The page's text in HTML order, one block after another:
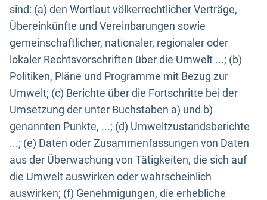
sind: (a) den Wortlaut völkerrechtlicher Verträge,
Übereinkünfte und Vereinbarungen sowie
gemeinschaftlicher, nationaler, regionaler oder
lokaler Rechtsvorschriften über die Umwelt ...; (b)
Politiken, Pläne und Programme mit Bezug zur
Umwelt; (c) Berichte über die Fortschritte bei der
Umsetzung der unter Buchstaben a) und b)
genannten Punkte, ...; (d) Umweltzustandsberichte
...; (e) Daten oder Zusammenfassungen von Daten
aus der Überwachung von Tätigkeiten, die sich auf
die Umwelt auswirken oder wahrscheinlich
auswirken; (f) Genehmigungen, die erhebliche